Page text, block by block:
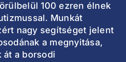
100 ezren élnek
Munkát
nagy segítséget jelent
a megnyitása,
át a borsodi